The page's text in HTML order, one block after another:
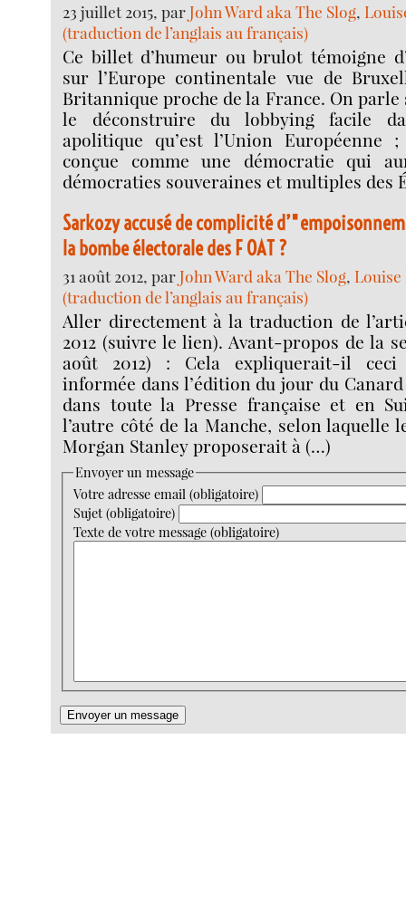
23 juillet 2015, parJohn Ward aka The Slog,
(traduction de l’anglais au français)
Ce billet d’humeur ou brulot témoigne
sur l’Europe continentale vue de
Britannique proche de la France. On parle
le déconstruire du lobbying facile
apolitique qu’est l’Union Européenne
conçue comme une démocratie qui
démocraties souveraines et multiples des
Sarkozy accusé de complicité
la bombe électorale des F OAT ?
31 août 2012, parJohn Ward aka The Slog,Louise
(traduction de l’anglais au français)
Aller directement à la traduction de
2012 (suivre le lien). Avant-propos de la
août 2012) : Cela expliquerait-il ceci
informée dans l’édition du jour du
dans toute la Presse française et en
l’autre côté de la Manche, selon laquelle
Morgan Stanley proposerait à (…)
Envoyer un message
Votre adresse email (obligatoire)
Sujet (obligatoire)
Texte de votre message (obligatoire)